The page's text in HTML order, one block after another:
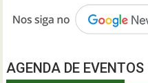
AGENDA DE EVENTOS